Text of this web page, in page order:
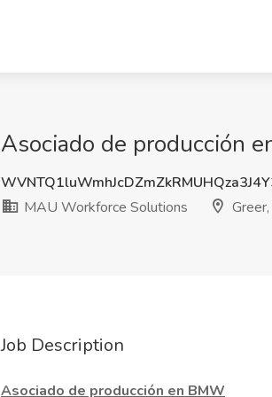
Asociado de producción
MAU Workforce Solutions
Job Description
Asociado de producción en BMW